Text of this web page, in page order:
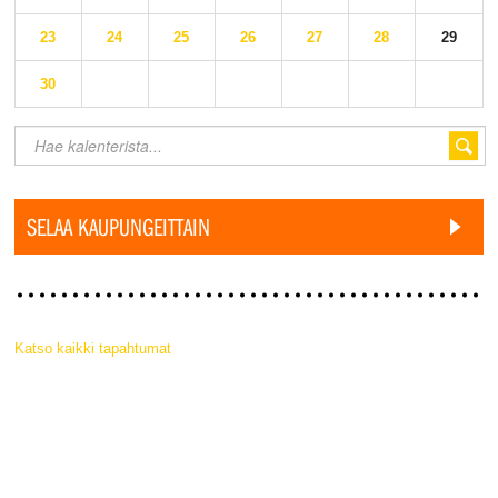
23 24 25 26 27 28 29
30
SELAA KAUPUNGEITTAIN
Katso kaikki tapahtumat